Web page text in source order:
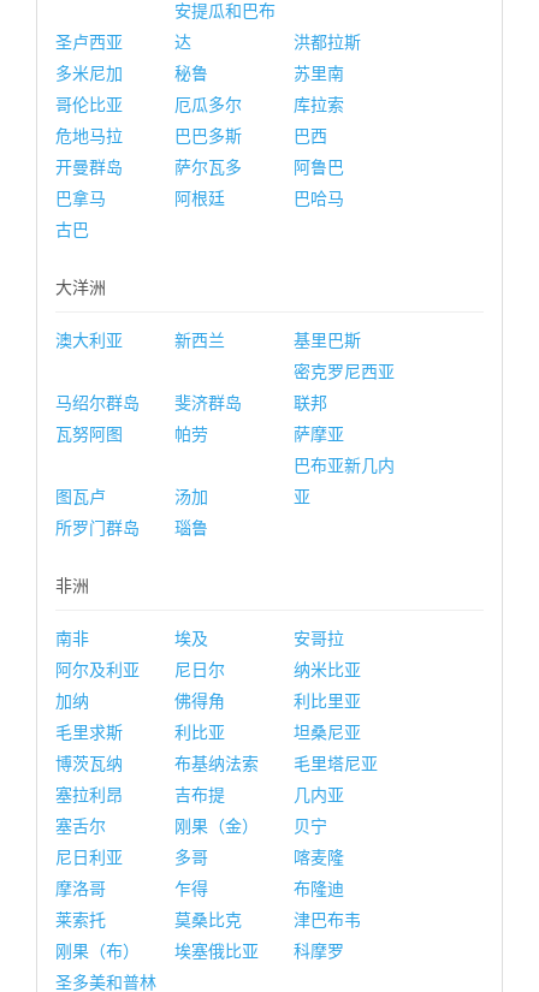
圣卢西亚
安提瓜和巴布
达
洪都拉斯
多米尼加
秘鲁
苏里南
哥伦比亚
厄瓜多尔
库拉索
危地马拉
巴巴多斯
巴西
开曼群岛
萨尔瓦多
阿鲁巴
巴拿马
阿根廷
巴哈马
古巴
大洋洲
澳大利亚 新西兰 基里巴斯
马绍尔群岛 斐济群岛
密克罗尼西亚
联邦
瓦努阿图
帕劳 萨摩亚
图瓦卢 汤加
巴布亚新几内
亚
所罗门群岛
瑙鲁
非洲
南非 埃及
安哥拉
阿尔及利亚
尼日尔
纳米比亚
加纳
佛得角
利比里亚
毛里求斯
利比亚
坦桑尼亚
博茨瓦纳
布基纳法索
毛里塔尼亚
塞拉利昂
吉布提
几内亚
塞舌尔
刚果（金）
贝宁
尼日利亚
多哥
喀麦隆
摩洛哥
乍得
布隆迪
莱索托
莫桑比克
津巴布韦
刚果（布）
埃塞俄比亚
科摩罗
圣多美和普林